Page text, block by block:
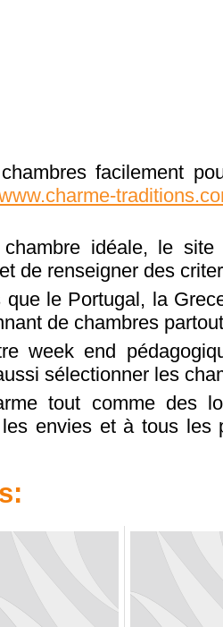
facilement
idéale, le
de renseigner des
le Portugal, la
de chambres
week end
sélectionner les
tout comme des
les envies et à tous